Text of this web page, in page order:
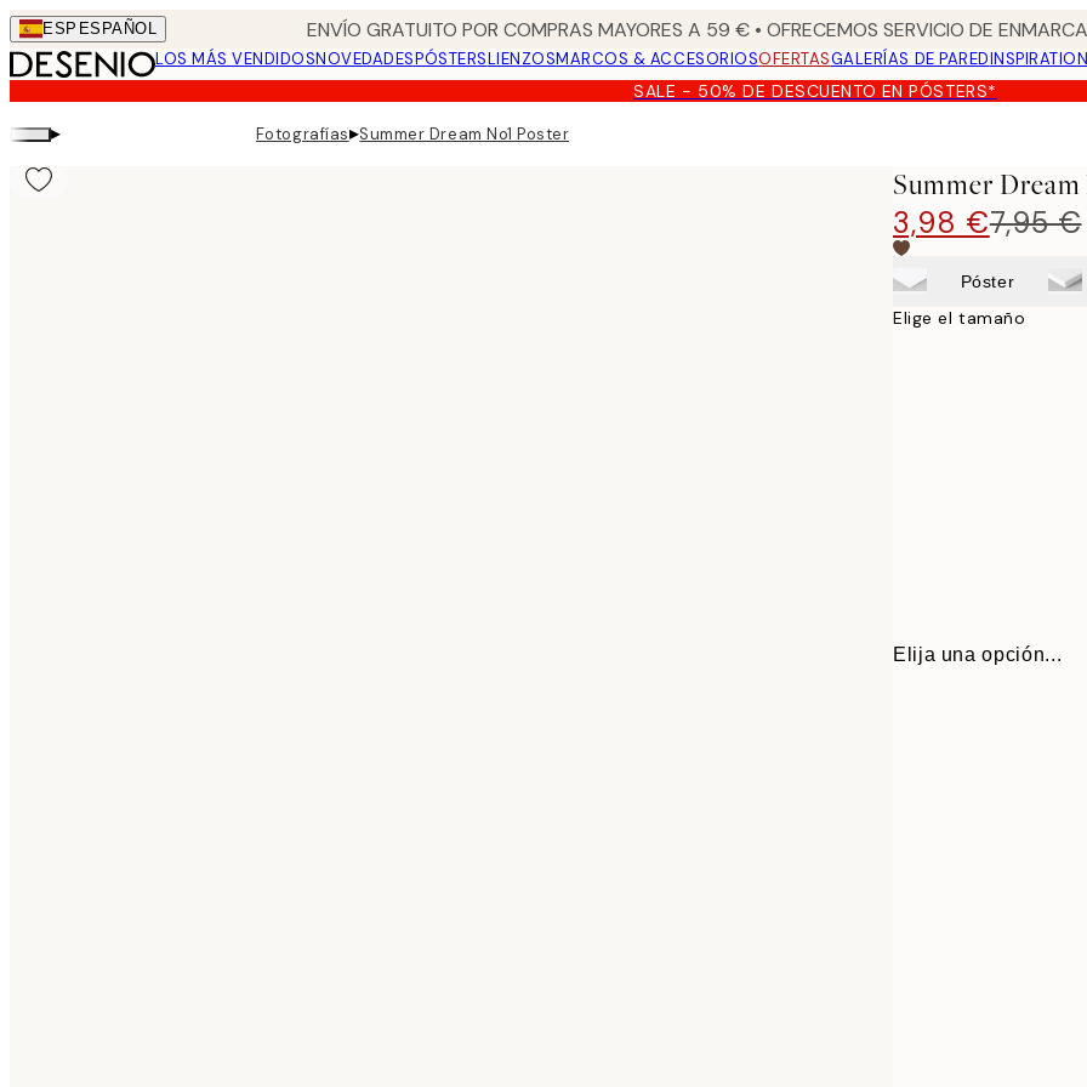
Skip
to
main
content.
ESP ESPAÑOL ENVÍO GRATUITO POR COMPRAS MAYORES A 59 € • OFRECEMOS SERVICIO DE
LOS MÁS VENDIDOSNOVEDADESPÓSTERSLIENZOSMARCOS & ACCESORIOSOFERTASGALERÍAS DE PARED
SALE - 50% DE DESCUENTO EN PÓSTERS*
▸ Fotografías▸Summer Dream No1 Poster
Summer Dream
3,98 €7,95 €
Póster
Elige el tamaño
Elija una opción...